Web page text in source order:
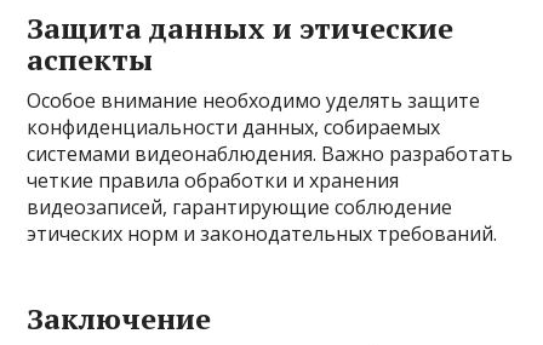
Защита данных и этические
аспекты
Особое внимание необходимо уделять защите
конфиденциальности данных, собираемых
системами видеонаблюдения. Важно разработать
четкие правила обработки и хранения
видеозаписей, гарантирующие соблюдение
этических норм и законодательных требований.
Заключение